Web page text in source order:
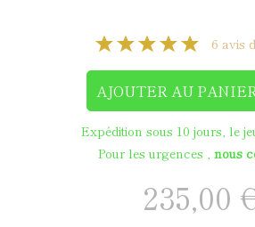
6 avis
Expédition sous 10 jours, le
Pour les urgences , nous
235,00